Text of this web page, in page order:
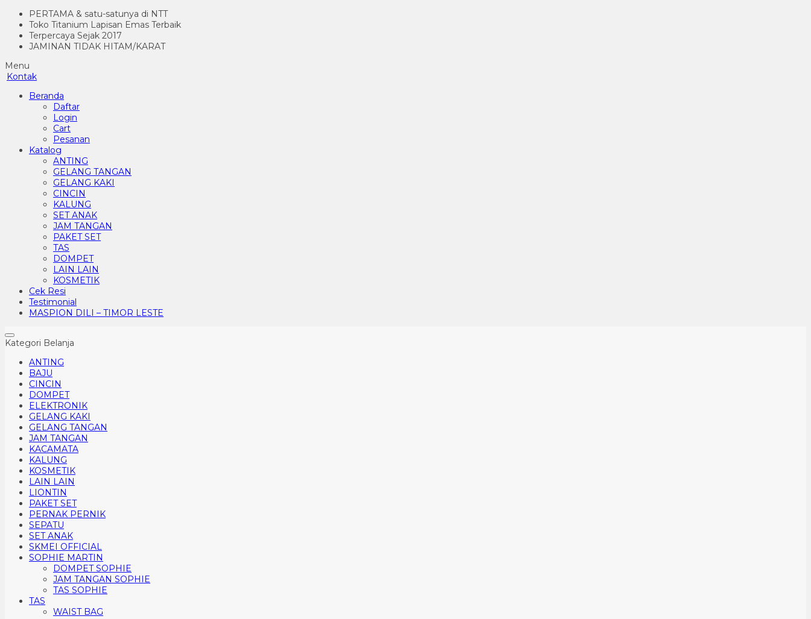
PERTAMA & satu-satunya di NTT
Toko Titanium Lapisan Emas Terbaik
Terpercaya Sejak 2017
JAMINAN TIDAK HITAM/KARAT
Menu
Kontak
Beranda
Daftar
Login
Cart
Pesanan
Katalog
ANTING
GELANG TANGAN
GELANG KAKI
CINCIN
KALUNG
SET ANAK
JAM TANGAN
PAKET SET
TAS
DOMPET
LAIN LAIN
KOSMETIK
Cek Resi
Testimonial
MASPION DILI – TIMOR LESTE
Kategori Belanja
ANTING
BAJU
CINCIN
DOMPET
ELEKTRONIK
GELANG KAKI
GELANG TANGAN
JAM TANGAN
KACAMATA
KALUNG
KOSMETIK
LAIN LAIN
LIONTIN
PAKET SET
PERNAK PERNIK
SEPATU
SET ANAK
SKMEI OFFICIAL
SOPHIE MARTIN
DOMPET SOPHIE
JAM TANGAN SOPHIE
TAS SOPHIE
TAS
WAIST BAG